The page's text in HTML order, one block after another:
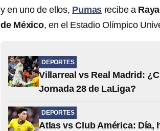
y en uno de ellos, Pumas recibe a
de México, en el Estadio Olímpico
DEPORTES
Villarreal vs Real Madrid:
Jornada 28 de LaLiga?
DEPORTES
Atlas vs Club América: Día,